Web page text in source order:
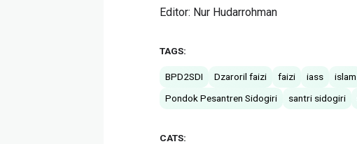
Editor: Nur Hudarrohman
TAGS:
BPD2SDI Dzaroril faizi faizi iass islam
Pondok Pesantren Sidogiri
santri sidogiri
CATS: